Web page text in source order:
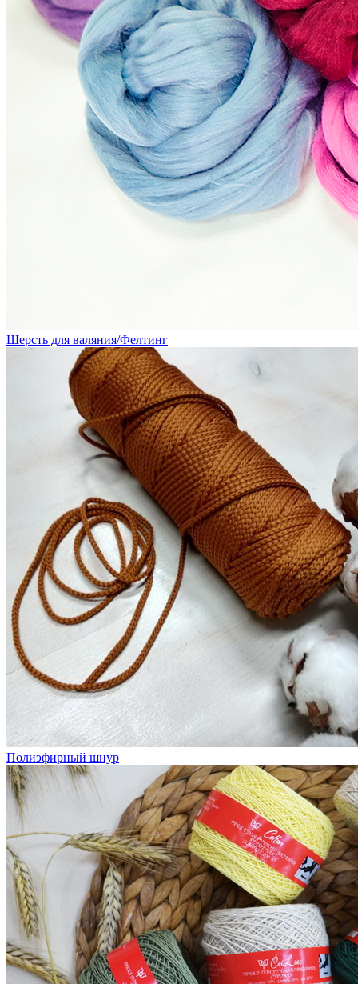
Шерсть для валяния/Фелтинг
Полиэфирный шнур